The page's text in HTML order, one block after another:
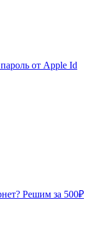
от Apple Id
Решим за 500₽